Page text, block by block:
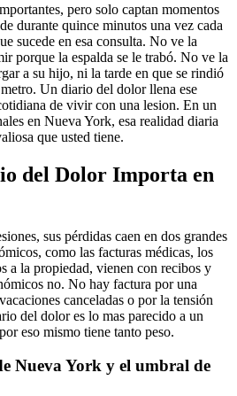
pero solo captan momentos
durante quince minutos una vez cada
sucede en esa consulta. No ve la
porque la espalda se le trabó. No ve la
a su hijo, ni la tarde en que se rindió
Un diario del dolor llena ese
de vivir con una lesion. En un
en Nueva York, esa realidad diaria
que usted tiene.
del Dolor Importa en
sus pérdidas caen en dos grandes
como las facturas médicas, los
a la propiedad, vienen con recibos y
no. No hay factura por una
canceladas o por la tensión
del dolor es lo mas parecido a un
eso mismo tiene tanto peso.
Nueva York y el umbral de